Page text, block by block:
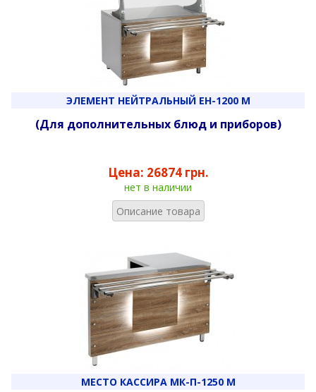
ЭЛЕМЕНТ НЕЙТРАЛЬНЫЙ ЕН-1200 М
(Для дополнительных блюд и приборов)
Цена: 26874 грн.
нет в наличии
Описание товара
МЕСТО КАССИРА МК-П-1250 М